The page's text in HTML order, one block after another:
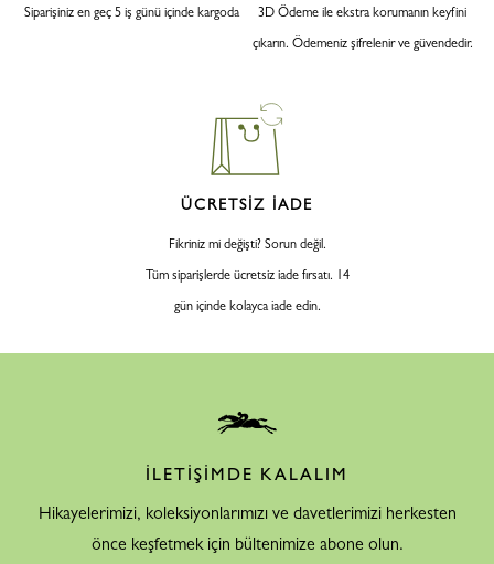
Siparişiniz en geç 5 iş günü içinde kargoda
3D Ödeme ile ekstra korumanın keyfini
çıkarın. Ödemeniz şifrelenir ve güvendedir.
ÜCRETSİZ İADE
Fikriniz mi değişti? Sorun değil.
Tüm siparişlerde ücretsiz iade fırsatı. 14
gün içinde kolayca iade edin.
İLETİŞİMDE KALALIM
Hikayelerimizi, koleksiyonlarımızı ve davetlerimizi herkesten
önce keşfetmek için bültenimize abone olun.